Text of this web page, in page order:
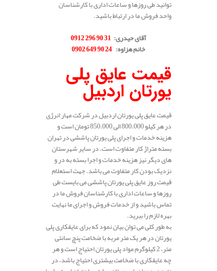
توانید طی روزها و ساعات اداری با کارشناسان
واحد فروش ما در ارتباط باشید.
آقای حیدری:
31 90 296 0912
خانم هزاوه:
24 90 649 0902
قیمت عایق پلی
یورتان اردبیل
قیمت عایق پلی یورتان اردبیل در شرکت مهار انرژی
در هر کیلو 800.000 الی 850.000 تومان است و
هزینه خدمات و اجرای پلی یورتان پاششی در تهران
بسته متراژ کار متفاوت است. در سایر شهرستان
های دیگر نیز هزینه خدمات و اجرا بسته به در و
نزدیک بودن کار متفاوت می باشد. جهت استعلام
قیمت روز عایق پلی یورتان پاششی می بایست طی
روزها و ساعات اداری با کارشناسان فروش ما در
تماس باشید و از خدمات فروش و اجرای ما نهایت
بهره لازم را ببرید.
به طور کلی می توان بیان نمود که برای عایقکاری پلی
یورتان در هر یک متر مربه با ضخامت پنچ سانتی
متر، 2 کیلوگرم مواد پلی یورتان احتیاج است و هر
چه عایقکاری با ضخامت بیشتری احتیاج باشد، در